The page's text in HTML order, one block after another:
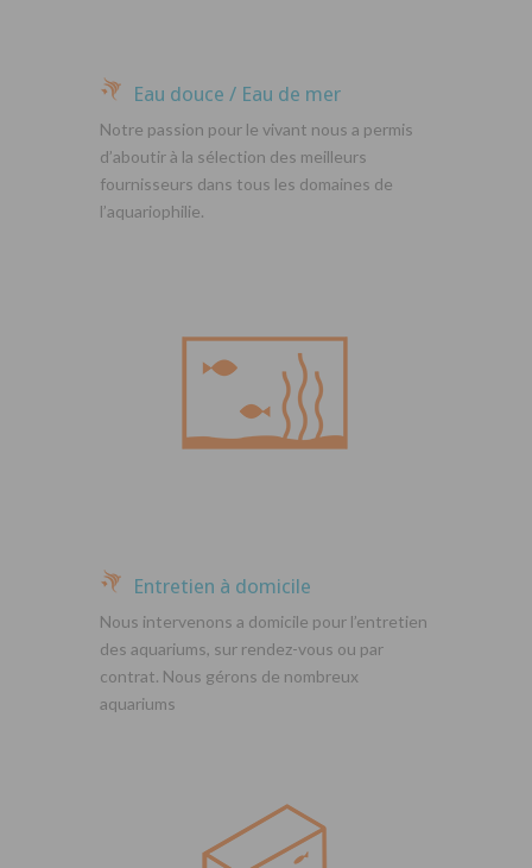
Eau douce / Eau de mer
Notre passion pour le vivant nous a permis
d’aboutir à la sélection des meilleurs
fournisseurs dans tous les domaines de
l’aquariophilie.
Entretien à domicile
Nous intervenons a domicile pour l’entretien
des aquariums, sur rendez-vous ou par
contrat. Nous gérons de nombreux
aquariums